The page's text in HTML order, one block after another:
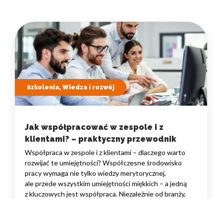
Szkolenia, Wiedza i rozwój
Jak współpracować w zespole i z
klientami? – praktyczny przewodnik
Współpraca w zespole i z klientami – dlaczego warto
rozwijać te umiejętności? Współczesne środowisko
pracy wymaga nie tylko wiedzy merytorycznej,
ale przede wszystkim umiejętności miękkich – a jedną
z kluczowych jest współpraca. Niezależnie od branży,